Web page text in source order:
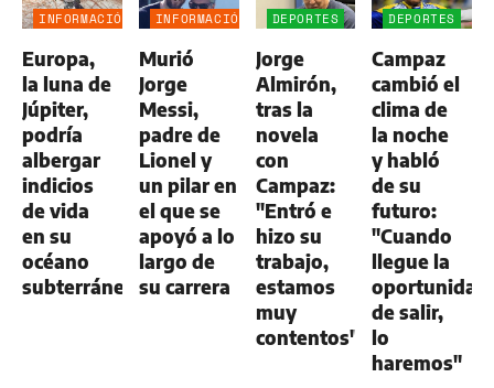
INFORMACIÓN
Europa,
la luna de
Júpiter,
podría
albergar
indicios
de vida
en su
océano
subterráneo
INFORMACIÓN
Murió
Jorge
Messi,
padre de
Lionel y
un pilar en
el que se
apoyó a lo
largo de
su carrera
DEPORTES
Jorge
Almirón,
tras la
novela
con
Campaz:
"Entró e
hizo su
trabajo,
estamos
muy
contentos"
DEPORTES
Campaz
cambió el
clima de
la noche
y habló
de su
futuro:
"Cuando
llegue la
oportunidad
de salir,
lo
haremos"